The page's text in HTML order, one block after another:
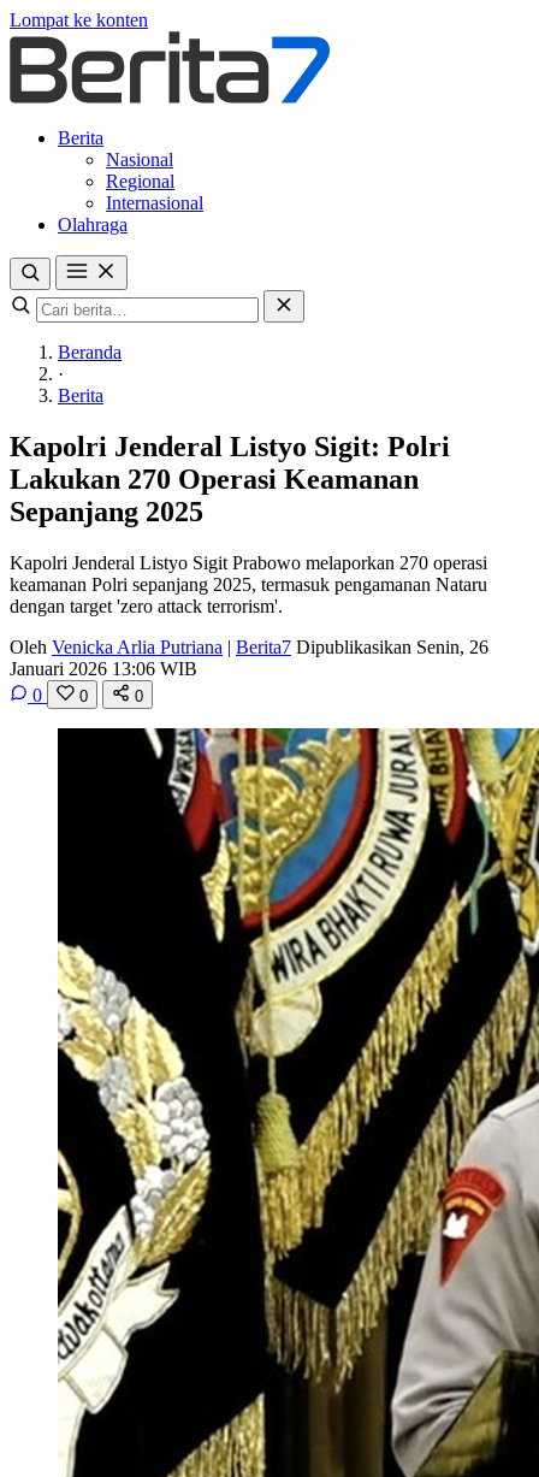
Lompat ke konten
Berita
Nasional
Regional
Internasional
Olahraga
Beranda
·
Berita
Kapolri Jenderal Listyo Sigit: Polri
Lakukan 270 Operasi Keamanan
Sepanjang 2025
Kapolri Jenderal Listyo Sigit Prabowo melaporkan 270 operasi
keamanan Polri sepanjang 2025, termasuk pengamanan Nataru
dengan target 'zero attack terrorism'.
Oleh Venicka Arlia Putriana | Berita7 Dipublikasikan Senin, 26
Januari 2026 13:06 WIB
0
0 0